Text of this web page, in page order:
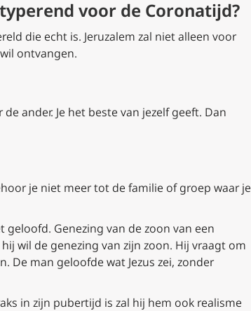
voor de Coronatijd?
die echt is. Jeruzalem zal niet alleen voor
ontvangen.
ander. Je het beste van jezelf geeft. Dan
je niet meer tot de familie of groep waar je
Genezing van de zoon van een
wil de genezing van zijn zoon. Hij vraagt om
De man geloofde wat Jezus zei, zonder
in zijn pubertijd is zal hij hem ook realisme